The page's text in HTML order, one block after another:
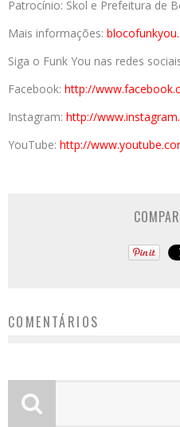
Patrocínio: Skol e Prefeitura de
Mais informações:
Siga o Funk You nas redes
Facebook: http://www.facebook.
Instagram: http://www.
YouTube: http://www.youtube.
COMENTÁRIOS